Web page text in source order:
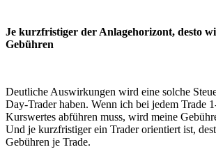
Je kurzfristiger der Anlagehorizont, desto
Gebühren
Deutliche Auswirkungen wird eine solche
Day-Trader haben. Wenn ich bei jedem Trade
Kurswertes abführen muss, wird meine
Und je kurzfristiger ein Trader orientiert ist,
Gebühren je Trade.